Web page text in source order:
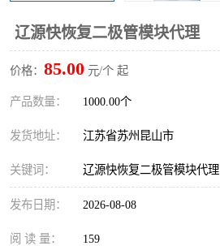
辽源快恢复二极管模块代理
价格： 85.00 元/个 起
产品数量： 1000.00个
发货地址： 江苏省苏州昆山市
关键词： 辽源快恢复二极管模块代理
发布日期： 2026-08-08
阅 读 量： 159